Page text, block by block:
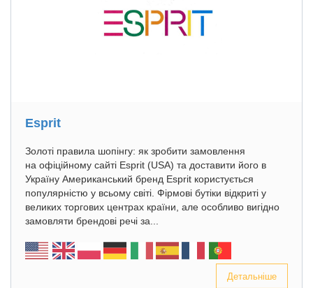
Esprit
Золоті правила шопінгу: як зробити замовлення
на офіційному сайті Esprit (USA) та доставити його в
Україну Американський бренд Esprit користується
популярністю у всьому світі. Фірмові бутіки відкриті у
великих торгових центрах країни, але особливо вигідно
замовляти брендові речі за...
Детальніше